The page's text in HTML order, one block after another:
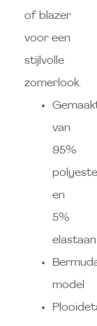
of blazer
voor een
stijlvolle
zomerlook.
van
95%
en
5%
elastaan
model